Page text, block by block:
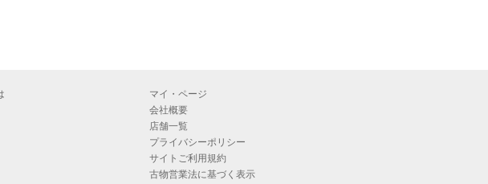
マイ・ページ
会社概要
店舗一覧
プライバシーポリシー
サイトご利用規約
古物営業法に基づく表示